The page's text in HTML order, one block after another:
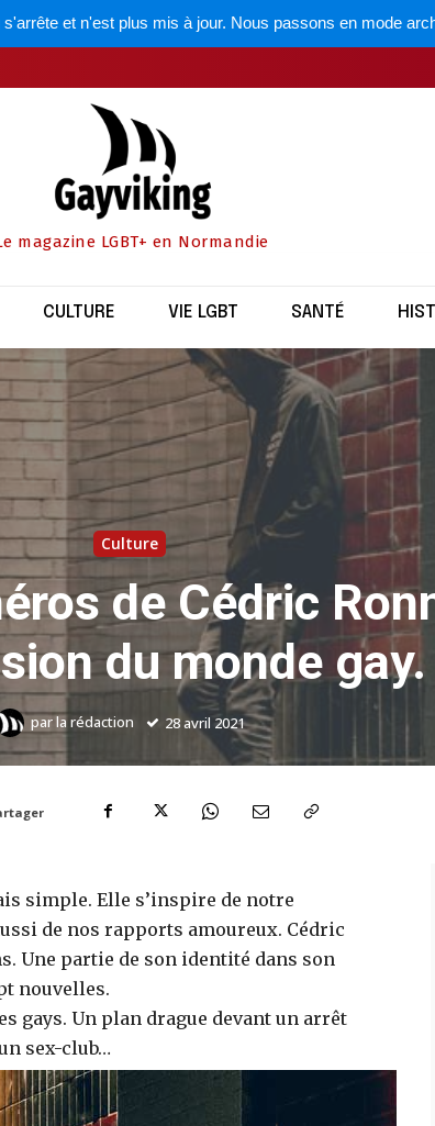
et n'est plus mis à jour. Nous passons en mode
magazine LGBT+ en Normandie
CULTURE VIE LGBT SANTÉ
Culture
de Cédric
du monde gay.
parla rédaction 28 avril 2021
simple. Elle s’inspire de notre
de nos rapports amoureux. Cédric
Une partie de son identité dans son
nouvelles.
gays. Un plan drague devant un arrêt
sex-club…